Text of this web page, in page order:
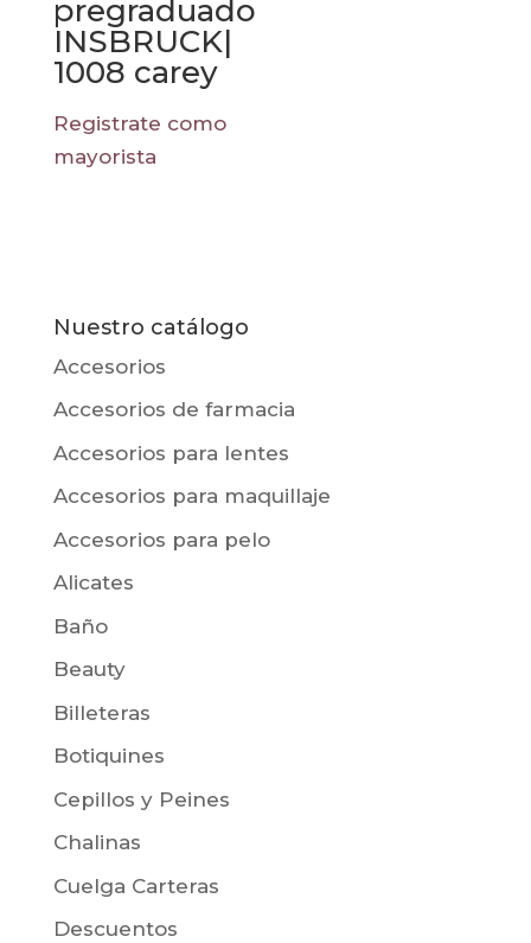
pregraduado
INSBRUCK|
1008 carey
Registrate como
mayorista
Nuestro catálogo
Accesorios
Accesorios de farmacia
Accesorios para lentes
Accesorios para maquillaje
Accesorios para pelo
Alicates
Baño
Beauty
Billeteras
Botiquines
Cepillos y Peines
Chalinas
Cuelga Carteras
Descuentos